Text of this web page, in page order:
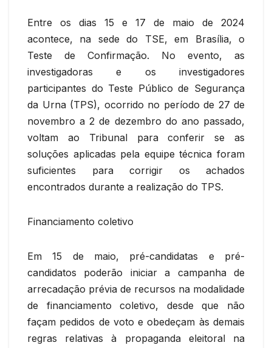
Entre os dias 15 e 17 de maio de 2024
acontece, na sede do TSE, em Brasília, o
Teste de Confirmação. No evento, as
investigadoras e os investigadores
participantes do Teste Público de Segurança
da Urna (TPS), ocorrido no período de 27 de
novembro a 2 de dezembro do ano passado,
voltam ao Tribunal para conferir se as
soluções aplicadas pela equipe técnica foram
suficientes para corrigir os achados
encontrados durante a realização do TPS.
Financiamento coletivo
Em 15 de maio, pré-candidatas e pré-
candidatos poderão iniciar a campanha de
arrecadação prévia de recursos na modalidade
de financiamento coletivo, desde que não
façam pedidos de voto e obedeçam às demais
regras relativas à propaganda eleitoral na